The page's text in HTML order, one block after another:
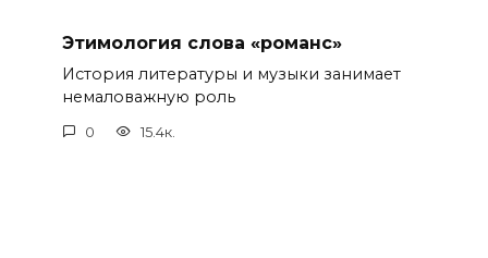
Этимология слова «романс»
История литературы и музыки занимает
немаловажную роль
0 15.4к.